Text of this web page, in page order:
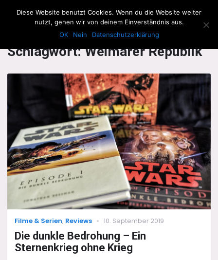
The Howling Men
Schlagwort:Weimarer Republik
Categories
Filme & Serien, Reviews
Posted
10. September 2019
Die dunkle Bedrohung – Ein
Sternenkrieg ohne Krieg
Diese Website benutzt Cookies. Wenn du die Website weiter
nutzt, gehen wir von deinem Einverständnis aus.
OK
Nein Datenschutzerklärung